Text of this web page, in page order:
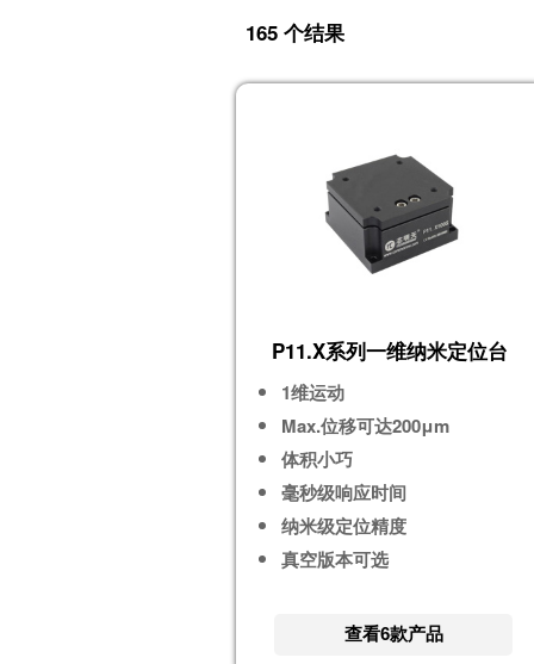
165 个结果
P11.X系列一维纳米定位台
1维运动
Max.位移可达200μm
体积小巧
毫秒级响应时间
纳米级定位精度
真空版本可选
查看6款产品